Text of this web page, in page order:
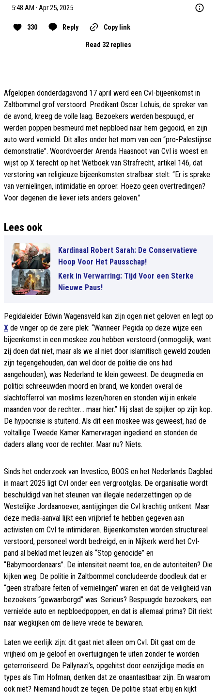
5:48 AM · Apr 25, 2025
330 Reply Copy link
Read 32 replies
Afgelopen donderdagavond 17 april werd een CvI-bijeenkomst in
Zaltbommel grof verstoord. Predikant Oscar Lohuis, de spreker van
de avond, kreeg de volle laag. Bezoekers werden bespuugd, er
werden poppen besmeurd met nepbloed naar hem gegooid, en zijn
auto werd vernield. Dit alles onder het mom van een “pro-Palestijnse
demonstratie”. Woordvoerder Arenda Haasnoot van CvI is woest en
wijst op X terecht op het Wetboek van Strafrecht, artikel 146, dat
verstoring van religieuze bijeenkomsten strafbaar stelt: “Er is sprake
van vernielingen, intimidatie en oproer. Hoezo geen overtredingen?
Voor degenen die liever iets anders geloven.”
Lees ook
Kardinaal Robert Sarah: De Conservatieve
Hoop Voor Het Pausschap!
Kerk in Verwarring: Tijd Voor een Sterke
Nieuwe Paus!
Pegidaleider Edwin Wagensveld kan zijn ogen niet geloven en legt op
X de vinger op de zere plek: “Wanneer Pegida op deze wijze een
bijeenkomst in een moskee zou hebben verstoord (onmogelijk, want
zij doen dat niet, maar als we al niet door islamitisch geweld zouden
zijn tegengehouden, dan wel door de politie die ons had
aangehouden), was Nederland te klein geweest. De deugmedia en
politici schreeuwden moord en brand, we konden overal de
slachtofferrol van moslims lezen/horen en stonden wij in enkele
maanden voor de rechter… maar hier.” Hij slaat de spijker op zijn kop.
De hypocrisie is stuitend. Als dit een moskee was geweest, had de
voltallige Tweede Kamer Kamervragen ingediend en stonden de
daders allang voor de rechter. Maar nu? Niets.
Sinds het onderzoek van Investico, BOOS en het Nederlands Dagblad
in maart 2025 ligt CvI onder een vergrootglas. De organisatie wordt
beschuldigd van het steunen van illegale nederzettingen op de
Westelijke Jordaanoever, aantijgingen die CvI krachtig ontkent. Maar
deze media-aanval lijkt een vrijbrief te hebben gegeven aan
activisten om CvI te intimideren. Bijeenkomsten worden structureel
verstoord, personeel wordt bedreigd, en in Nijkerk werd het CvI-
pand al beklad met leuzen als “Stop genocide” en
“Babymoordenaars”. De intensiteit neemt toe, en de autoriteiten? Die
kijken weg. De politie in Zaltbommel concludeerde doodleuk dat er
“geen strafbare feiten of vernielingen” waren en dat de veiligheid van
bezoekers “gewaarborgd” was. Serieus? Bespuugde bezoekers, een
vernielde auto en nepbloedpoppen, en dat is allemaal prima? Dit riekt
naar wegkijken om de lieve vrede te bewaren.
Laten we eerlijk zijn: dit gaat niet alleen om CvI. Dit gaat om de
vrijheid om je geloof en overtuigingen te uiten zonder te worden
geterroriseerd. De Pallynazi’s, opgehitst door eenzijdige media en
types als Tim Hofman, denken dat ze onaantastbaar zijn. En waarom
ook niet? Niemand houdt ze tegen. De politie staat erbij en kijkt